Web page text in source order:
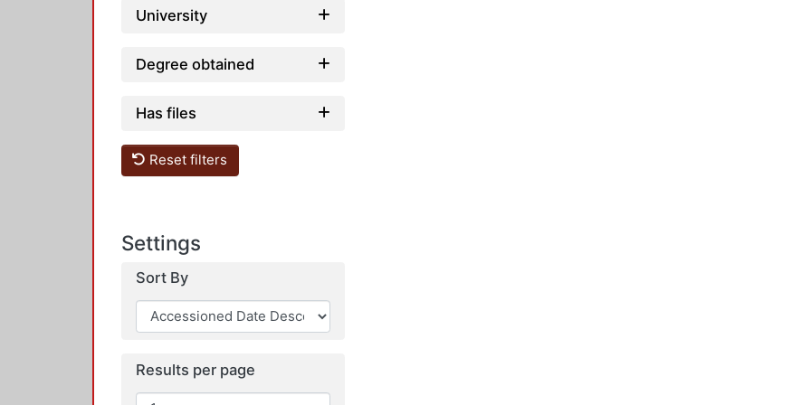
University
Degree obtained
Has files
Reset filters
Settings
Sort By
Results per page